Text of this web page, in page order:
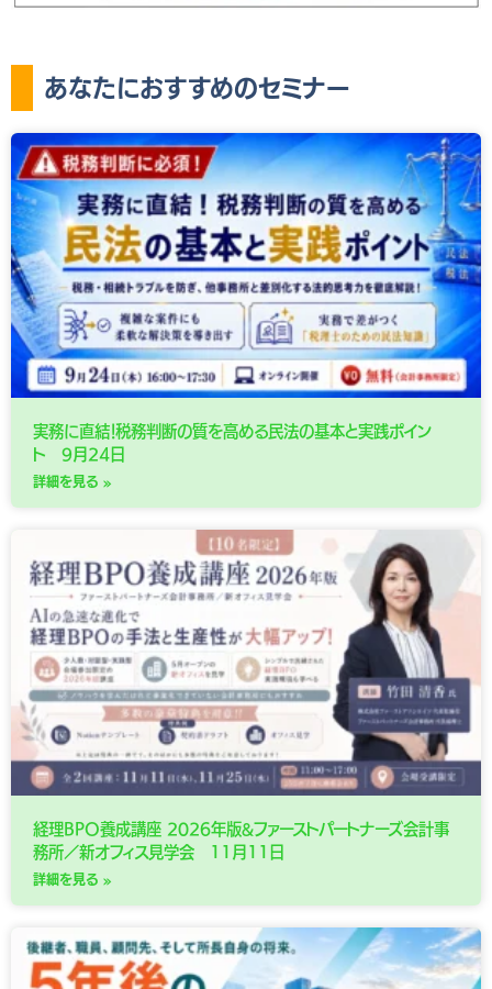
あなたにおすすめのセミナー
実務に直結！税務判断の質を高める民法の基本と実践ポイン
ト 9月24日
詳細を見る »
経理BPO養成講座 2026年版&ファーストパートナーズ会計事
務所／新オフィス見学会 11月11日
詳細を見る »